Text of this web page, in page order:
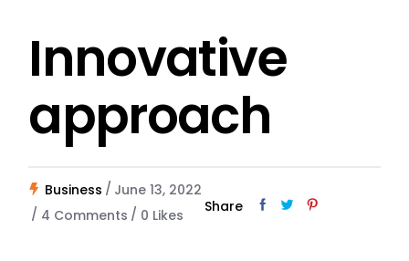
Innovative
approach
Business
June 13, 2022
4 Comments
0 Likes Share